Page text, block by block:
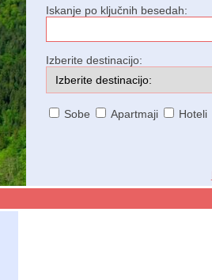
Iskanje po ključnih besedah:
Izberite destinacijo:
Sobe Apartmaji Hoteli